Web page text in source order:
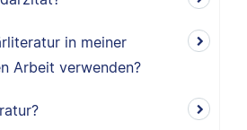
in meiner
Arbeit verwenden?